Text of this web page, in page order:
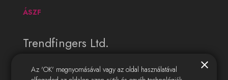
ÁSZF
Trendfingers Ltd.
Unit 53 Basepoint Business Centre,
Az 'OK' megnyomásával vagy az oldal használatával
close